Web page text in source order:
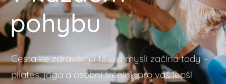
pohybu
Cesta ke zdravému tělu a mysli začíná tady –
pilates, jóga a osobní trénink pro váš lepší